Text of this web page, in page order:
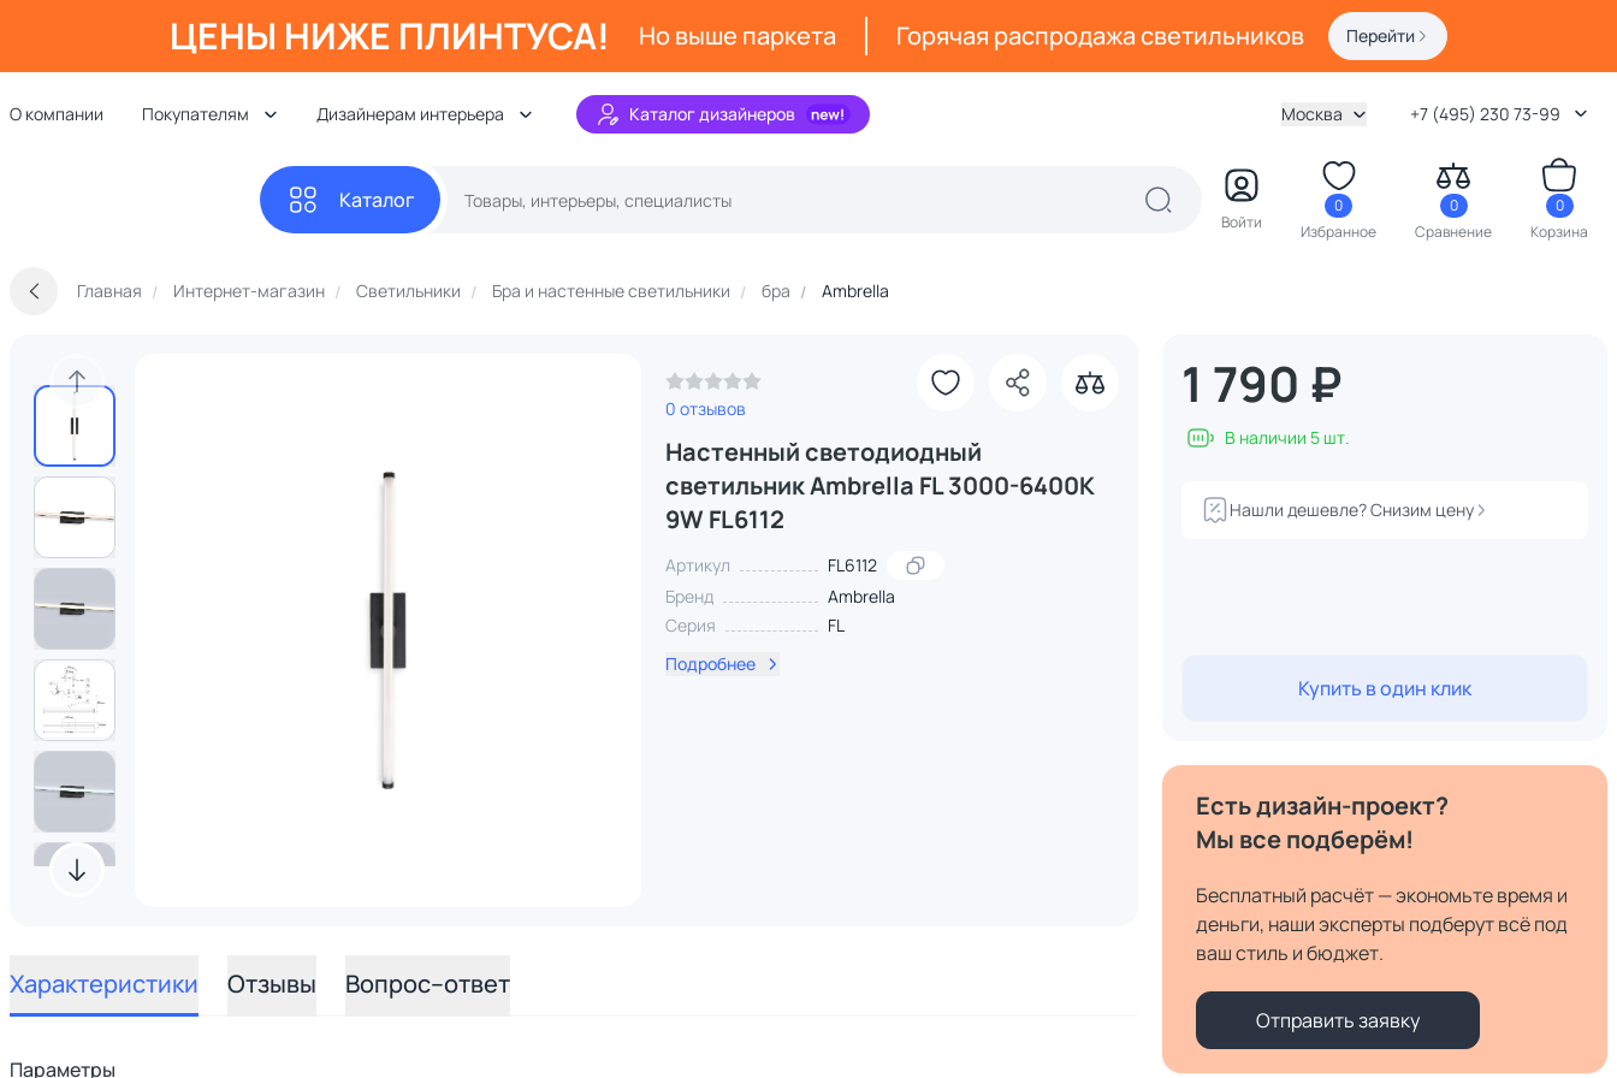
ЦЕНЫ НИЖЕ ПЛИНТУСА! Но выше паркета Горячая распродажа светильников Перейти
О компании Покупателям Дизайнерам интерьера Каталог дизайнеров Москва +7 (495) 230 73-99
Каталог
Войти
0
Избранное
0
Сравнение
0
Корзина
Главная Интернет-магазин Светильники Бра и настенные светильники бра Ambrella
0 отзывов
Настенный светодиодный
светильник Ambrella FL 3000-6400K
9W FL6112
Артикул
FL6112
Бренд
Ambrella
Серия
FL
Подробнее
Характеристики Отзывы Вопрос–ответ
Параметры
1 790 ₽
В наличии 5 шт.
Нашли дешевле? Снизим цену
Купить в один клик
Есть дизайн-проект?
Мы все подберём!
Бесплатный расчёт — экономьте время и
деньги, наши эксперты подберут всё под
ваш стиль и бюджет.
Отправить заявку